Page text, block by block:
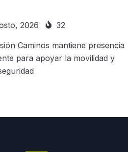
2026 32
Caminos mantiene presencia
para apoyar la movilidad y